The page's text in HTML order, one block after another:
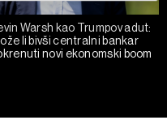
details section
WIN ARENA SPORT
Warsh kao Trumpov adut:
li bivši centralni bankar
novi ekonomski boom